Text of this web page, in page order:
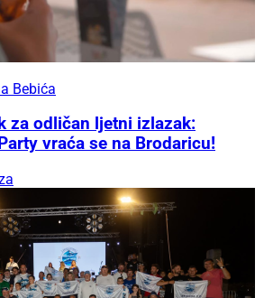
Bebića
za odličan ljetni izlazak:
vraća se na Brodaricu!